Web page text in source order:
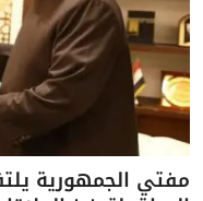
مفتي الجمهورية